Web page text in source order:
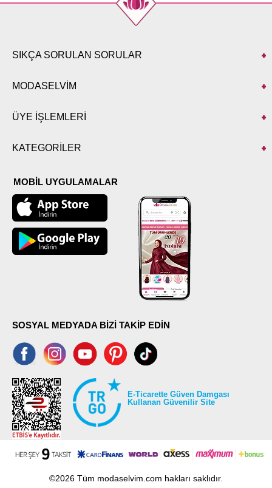
SIKÇA SORULAN SORULAR
MODASELVİM
ÜYE İŞLEMLERİ
KATEGORİLER
MOBİL UYGULAMALAR
SOSYAL MEDYADA BİZİ TAKİP EDİN
E-Ticarette Güven Damgası
Kullanan Güvenilir Site
©2026 Tüm modaselvim.com hakları saklıdır.